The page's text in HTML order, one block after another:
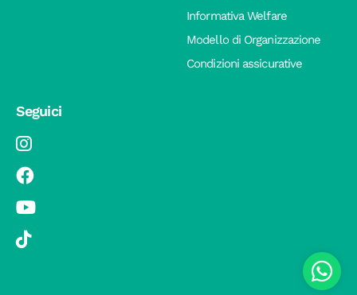
Informativa Welfare
Modello di Organizzazione
Condizioni assicurative
Seguici